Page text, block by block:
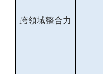
跨領域整合力